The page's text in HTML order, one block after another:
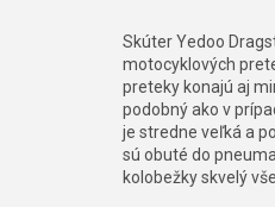
Skúter Yedoo
motocyklových
preteky konajú aj
podobný ako v
je stredne veľká a
sú obuté do
kolobežky skvelý